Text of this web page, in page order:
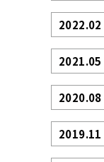
2022.02
2021.05
2020.08
2019.11